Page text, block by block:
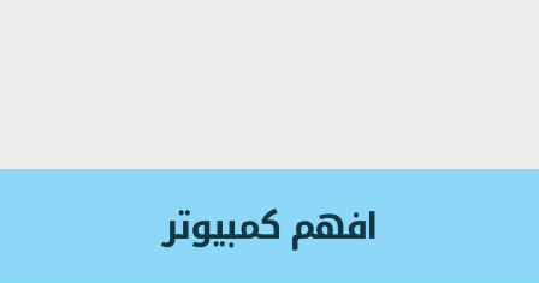
افهم كمبيوتر